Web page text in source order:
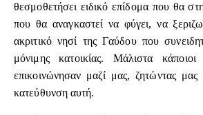
θεσμοθετήσει ειδικό επίδομα που θα
που θα αναγκαστεί να φύγει, να
ακριτικό νησί της Γαύδου που
μόνιμης κατοικίας. Μάλιστα
επικοινώνησαν μαζί μας, ζητώντας
κατεύθυνση αυτή.